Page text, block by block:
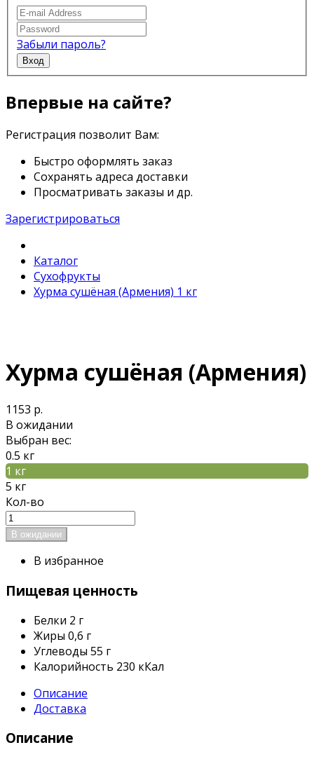
Забыли пароль?
Вход
Впервые на сайте?
Регистрация позволит Вам:
Быстро оформлять заказ
Сохранять адреса доставки
Просматривать заказы и др.
Зарегистрироваться
Каталог
Сухофрукты
Хурма сушёная (Армения) 1 кг
Хурма сушёная (Армения)
1153 р.
В ожидании
Выбран вес:
0.5 кг
1 кг
5 кг
Кол-во
В избранное
Пищевая ценность
Белки 2 г
Жиры 0,6 г
Углеводы 55 г
Калорийность 230 кКал
Описание
Доставка
Описание